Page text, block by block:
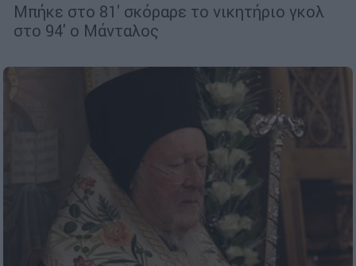
Μπήκε στο 81' σκόραρε το νικητήριο γκολ
στο 94' ο Μάνταλος